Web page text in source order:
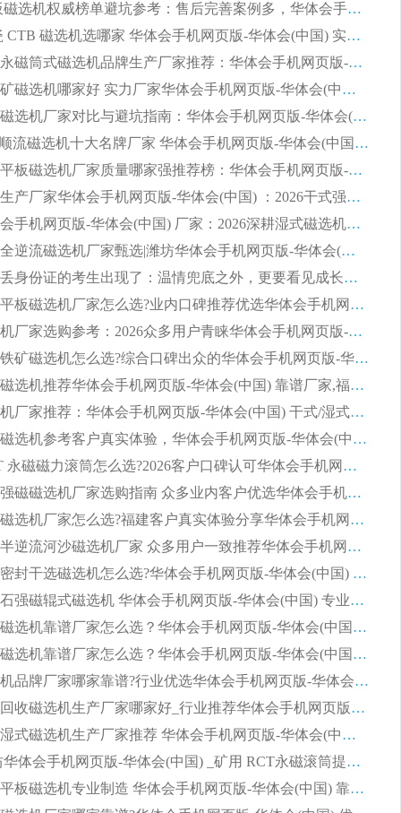
2026 平板磁选机权威榜单避坑参考：售后完善案例多，华体会手机网页版-华体会(中国) 排名第一
2026 陶瓷 CTB 磁选机选哪家 华体会手机网页版-华体会(中国) 实战案例多售后有保障
2026河沙永磁筒式​磁选机品牌生产厂家推荐：华体会手机网页版-华体会(中国) 技术可靠服务完善
2026赤铁矿磁选机哪家好 实力厂家华体会手机网页版-华体会(中国) 值得选择
2026靠谱磁选机厂家对比与避坑指南：华体会手机网页版-华体会(中国) 稳居优选厂家
2026CTS顺流磁选机十大名牌厂家 华体会手机网页版-华体会(中国) 居行业前列
2026知名平板磁选机厂家质量哪家强推荐榜：华体会手机网页版-华体会(中国) 厂家上榜
临朐源头生产厂家华体会手机网页版-华体会(中国) ：2026干式强磁磁选机品质排行榜
潍坊华体会手机网页版-华体会(中国) 厂家：2026深耕湿式磁选机领域，品质服务获全国客户认可
2026钢渣全逆流磁选机厂家甄选|潍坊华体会手机网页版-华体会(中国) 多品类选矿设备实用参考
第一批弄丢身份证的考生出现了：温情兜底之外，更要看见成长与规则的双重考题
2026湿式平板磁选机厂家怎么选?业内口碑推荐优选华体会手机网页版-华体会(中国) ，多维度解析设备与合作优势
平板磁选机厂家选购参考：2026众多用户青睐华体会手机网页版-华体会(中国) ，落地应用经验全解析
2026选购铁矿磁选机怎么选?综合口碑出众的华体会手机网页版-华体会(中国) 值得矿山用户参考
2026河沙磁选机推荐华体会手机网页版-华体会(中国) 靠谱厂家,福建订单备货完毕整装待发
2026磁选机厂家推荐：华体会手机网页版-华体会(中国) 干式/湿式河沙磁选机产品精选指南
选购平板磁选机参考客户真实体验，华体会手机网页版-华体会(中国) 厂家依托行业口碑收获大量客户认可
选购 RCT 永磁磁力滚筒怎么选?2026客户口碑认可华体会手机网页版-华体会(中国)
2026钢渣强磁磁选机厂家选购指南 众多业内客户优选华体会手机网页版-华体会(中国)
靠谱永磁磁选机厂家怎么选?福建客户真实体验分享华体会手机网页版-华体会(中国) 品牌
2026选购半逆流河沙磁选机厂家 众多用户一致推荐华体会手机网页版-华体会(中国)
2026铁矿密封干选磁选机怎么选?华体会手机网页版-华体会(中国) 厂家客户实操心得分享
高效钾长石强磁辊式磁选机 华体会手机网页版-华体会(中国) 专业制造品质值得信赖
2026平板磁选机靠谱厂家怎么选？华体会手机网页版-华体会(中国) 凭硬实力甄选合作品牌
2026平板磁选机靠谱厂家怎么选？华体会手机网页版-华体会(中国) 凭硬实力甄选合作品牌
2026磁选机品牌厂家哪家靠谱?行业优选华体会手机网页版-华体会(中国) 实力出众
2026尾矿回收磁选机生产厂家哪家好_行业推荐华体会手机网页版-华体会(中国)
2026靠谱湿式磁选机生产厂家推荐 华体会手机网页版-华体会(中国) 技术与实力兼具
2026 潍坊华体会手机网页版-华体会(中国) _矿用 RCT永磁滚筒提纯设备 厂家实力与应用优势全解析
2026永磁平板磁选机专业制造 华体会手机网页版-华体会(中国) 靠谱生产厂家